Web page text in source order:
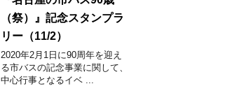
（祭）』記念スタンプラ
リー（11/2）
2020年2月1日に90周年を迎え
る市バスの記念事業に関して、
中心行事となるイベ ...